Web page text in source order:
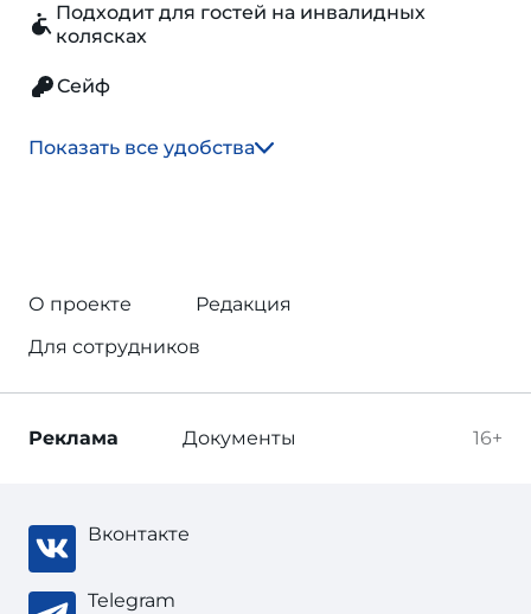
Подходит для гостей на инвалидных
колясках
Сейф
Показать все удобства
О проекте
Редакция
Для сотрудников
16+
Реклама Документы
Вконтакте
Telegram